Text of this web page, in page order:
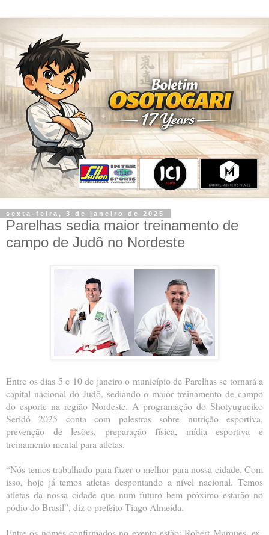
sexta-feira, 3 de janeiro de 2025
Parelhas sedia maior treinamento de
campo de Judô no Nordeste
Entre os dias 5 e 10 de janeiro o município de Parelhas se tornará a
capital nacional do Judô, sediando o maior treinamento de campo
do esporte na região Nordeste. A programação do Shotyugueiko
Seridó 2025 conta com palestras sobre nutrição esportiva,
prevenção de lesões, preparação física, mídia esportiva e
treinamento mental para atletas.
“Nós temos trabalhado para fazer o melhor para nossa cidade. Com
isso, hoje já temos atletas despontando a nível nacional. Temos
atletas da nossa cidade que num futuro bem próximo estarão no
pódio do Brasil”, diz o prefeito Tiago Almeida.
Entre os nomes confirmados no evento estão: Robert Marques, ex-